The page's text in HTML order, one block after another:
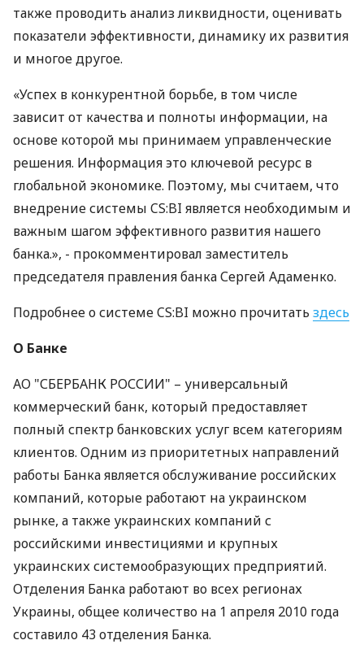
также проводить анализ ликвидности, оценивать
показатели эффективности, динамику их развития
и многое другое.
«Успех в конкурентной борьбе, в том числе
зависит от качества и полноты информации, на
основе которой мы принимаем управленческие
решения. Информация это ключевой ресурс в
глобальной экономике. Поэтому, мы считаем, что
внедрение системы CS:BI является необходимым и
важным шагом эффективного развития нашего
банка.», - прокомментировал заместитель
председателя правления банка Сергей Адаменко.
Подробнее о системе CS:BI можно прочитать здесь
О Банке
АО "СБЕРБАНК РОССИИ" – универсальный
коммерческий банк, который предоставляет
полный спектр банковских услуг всем категориям
клиентов. Одним из приоритетных направлений
работы Банка является обслуживание российских
компаний, которые работают на украинском
рынке, а также украинских компаний с
российскими инвестициями и крупных
украинских системообразующих предприятий.
Отделения Банка работают во всех регионах
Украины, общее количество на 1 апреля 2010 года
составило 43 отделения Банка.